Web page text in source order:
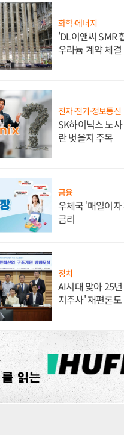
화학·에너지
'DL이앤씨 SMR
우라늄 계약 체결
전자·전기·정보통신
SK하이닉스 노
란 벗을지 주목
금융
우체국 '매일이
금리
정치
AI시대 맞아 25
지주사' 재편론도